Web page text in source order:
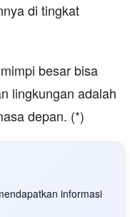
di tingkat
besar bisa
lingkungan adalah
depan. (*)
informasi